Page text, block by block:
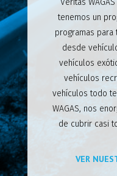
tenemos un
programas para
desde
vehículos
vehículos
vehículos todo
WAGAS, nos
de cubrir casi
VER